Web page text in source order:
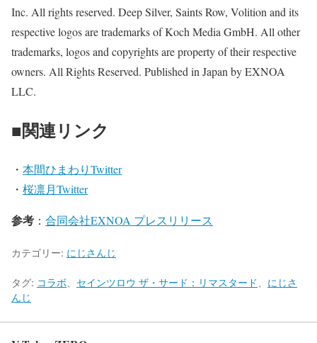
Inc. All rights reserved. Deep Silver, Saints Row, Volition and its
respective logos are trademarks of Koch Media GmbH. All other
trademarks, logos and copyrights are property of their respective
owners. All Rights Reserved. Published in Japan by EXNOA
LLC.
■関連リンク
・ 本間ひまわりTwitter
・ 桜凛月Twitter
参考 ： 合同会社EXNOA プレスリリース
カテゴリー: にじさんじ
タグ: コラボ セインツロウ ザ・サード：リマスタード
にじさ
んじ